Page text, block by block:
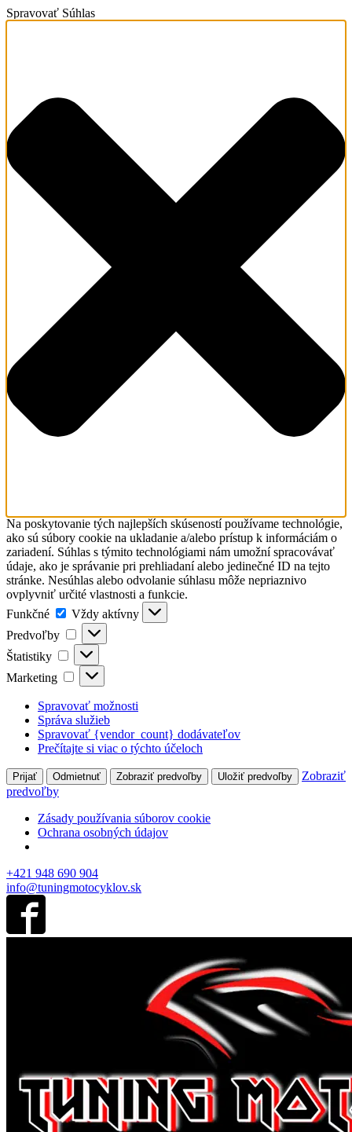
Spravovať Súhlas
Na poskytovanie tých najlepších skúseností používame technológie,
ako sú súbory cookie na ukladanie a/alebo prístup k informáciám o
zariadení. Súhlas s týmito technológiami nám umožní spracovávať
údaje, ako je správanie pri prehliadaní alebo jedinečné ID na tejto
stránke. Nesúhlas alebo odvolanie súhlasu môže nepriaznivo
ovplyvniť určité vlastnosti a funkcie.
Funkčné
Funkčné
Vždy aktívny
Predvoľby
Predvoľby
Štatistiky Štatistiky
Marketing Marketing
Spravovať možnosti
Správa služieb
Spravovať {vendor_count} dodávateľov
Prečítajte si viac o týchto účeloch
Prijať Odmietnuť Zobraziť predvoľby Uložiť predvoľby
Zobraziť
predvoľby
Zásady používania súborov cookie
Ochrana osobných údajov
+421 948 690 904
info@tuningmotocyklov.sk